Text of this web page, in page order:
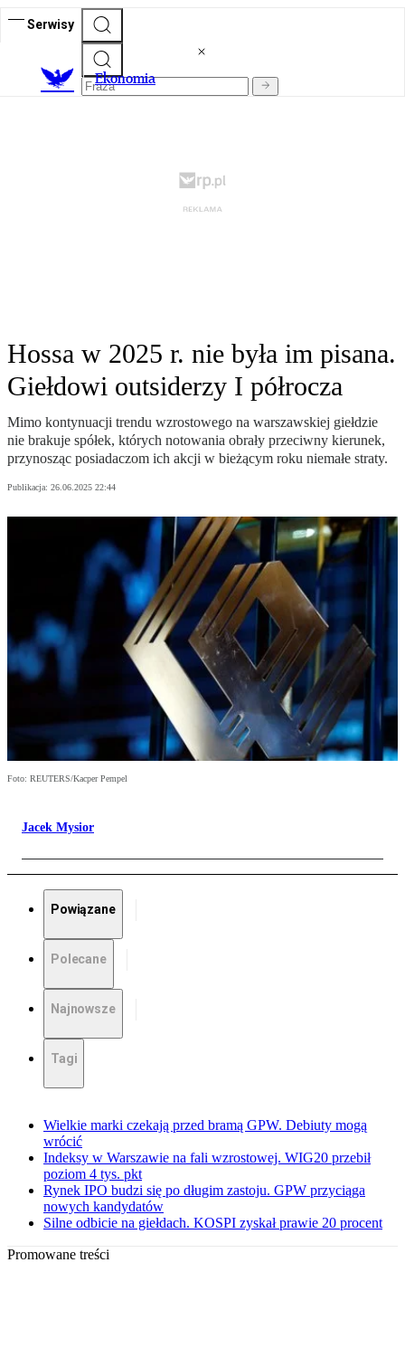
Serwisy
Ekonomia
Hossa w 2025 r. nie była im pisana.
Giełdowi outsiderzy I półrocza
Mimo kontynuacji trendu wzrostowego na warszawskiej giełdzie
nie brakuje spółek, których notowania obrały przeciwny kierunek,
przynosząc posiadaczom ich akcji w bieżącym roku niemałe straty.
Publikacja: 26.06.2025 22:44
Foto: REUTERS/Kacper Pempel
Jacek Mysior
Powiązane
Polecane
Najnowsze
Tagi
Wielkie marki czekają przed bramą GPW. Debiuty mogą
wrócić
Indeksy w Warszawie na fali wzrostowej. WIG20 przebił
poziom 4 tys. pkt
Rynek IPO budzi się po długim zastoju. GPW przyciąga
nowych kandydatów
Silne odbicie na giełdach. KOSPI zyskał prawie 20 procent
Promowane treści